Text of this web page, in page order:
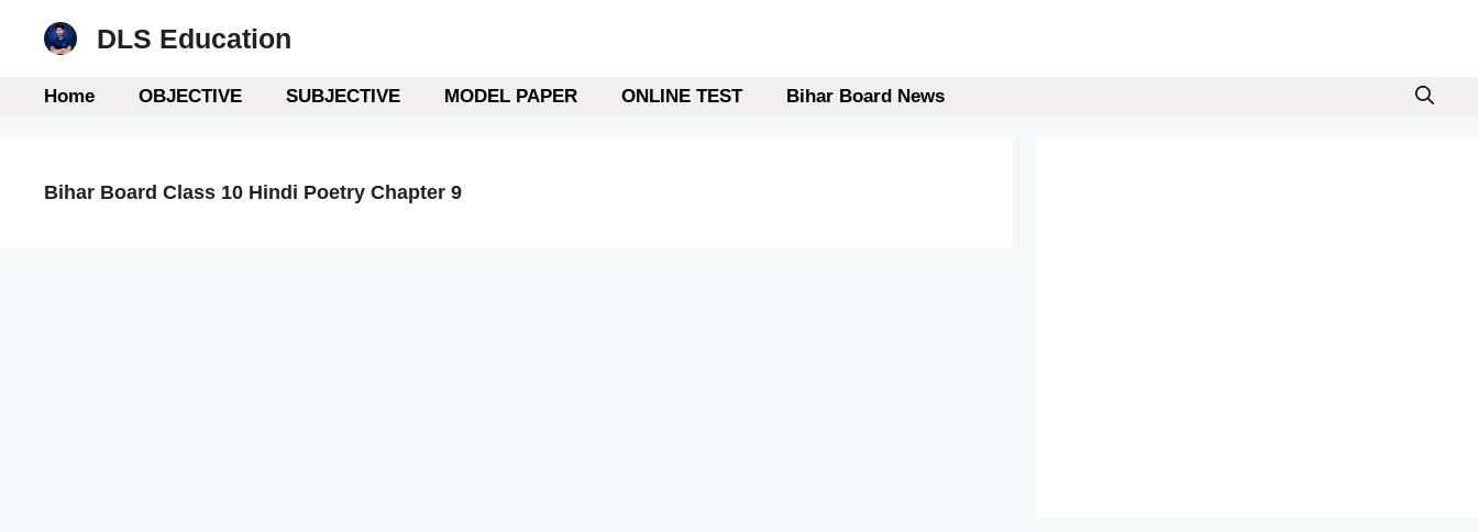
DLS Education
Home OBJECTIVE SUBJECTIVE MODEL PAPER ONLINE TEST Bihar Board News
Bihar Board Class 10 Hindi Poetry Chapter 9